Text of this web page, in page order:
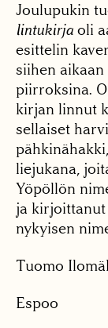
Joulupukin
lintukirja oli
esittelin
siihen
piirroksina.
kirjan linnut
sellaiset
liejukana,
Yöpöllön
ja
nykyisen
Tuomo
Espoo